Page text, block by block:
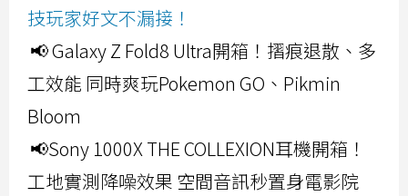
技玩家好文不漏接！
📢 Galaxy Z Fold8 Ultra開箱！摺痕退散、多
工效能 同時爽玩Pokemon GO、Pikmin
Bloom
📢Sony 1000X THE COLLEXION耳機開箱！
工地實測降噪效果 空間音訊秒置身電影院